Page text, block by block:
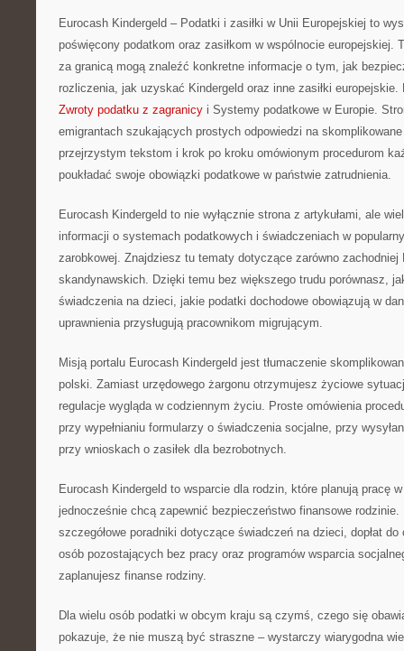
Eurocash Kindergeld – Podatki i zasiłki w Unii Europejskiej to
poświęcony podatkom oraz zasiłkom w wspólnocie europejskiej.
za granicą mogą znaleźć konkretne informacje o tym, jak
rozliczenia, jak uzyskać Kindergeld oraz inne zasiłki
Zwroty podatku z zagranicy i Systemy podatkowe w Europie.
emigrantach szukających prostych odpowiedzi na
przejrzystym tekstom i krok po kroku omówionym procedurom
poukładać swoje obowiązki podatkowe w państwie zatrudnienia.
Eurocash Kindergeld to nie wyłącznie strona z artykułami, ale
informacji o systemach podatkowych i świadczeniach w
zarobkowej. Znajdziesz tu tematy dotyczące zarówno zachodniej
skandynawskich. Dzięki temu bez większego trudu porównasz,
świadczenia na dzieci, jakie podatki dochodowe obowiązują w
uprawnienia przysługują pracownikom migrującym.
Misją portalu Eurocash Kindergeld jest tłumaczenie
polski. Zamiast urzędowego żargonu otrzymujesz życiowe
regulacje wygląda w codziennym życiu. Proste omówienia
przy wypełnianiu formularzy o świadczenia socjalne, przy
przy wnioskach o zasiłek dla bezrobotnych.
Eurocash Kindergeld to wsparcie dla rodzin, które planują pracę
jednocześnie chcą zapewnić bezpieczeństwo finansowe
szczegółowe poradniki dotyczące świadczeń na dzieci, dopłat
osób pozostających bez pracy oraz programów wsparcia
zaplanujesz finanse rodziny.
Dla wielu osób podatki w obcym kraju są czymś, czego się
pokazuje, że nie muszą być straszne – wystarczy wiarygodna